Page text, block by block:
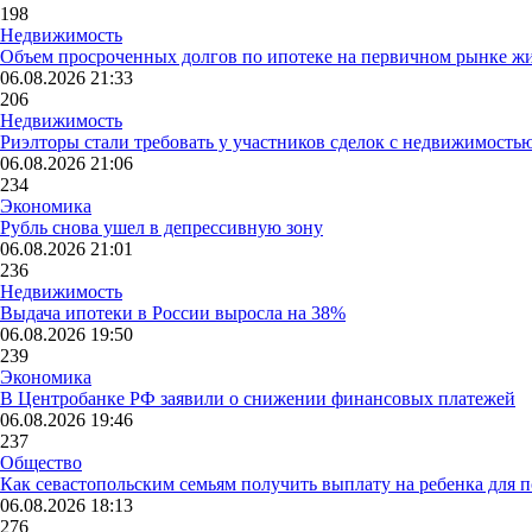
198
Недвижимость
Объем просроченных долгов по ипотеке на первичном рынке
06.08.2026 21:33
206
Недвижимость
Риэлторы стали требовать у участников сделок с
06.08.2026 21:06
234
Экономика
Рубль снова ушел в депрессивную зону
06.08.2026 21:01
236
Недвижимость
Выдача ипотеки в России выросла на 38%
06.08.2026 19:50
239
Экономика
В Центробанке РФ заявили о снижении финансовых платежей
06.08.2026 19:46
237
Общество
Как севастопольским семьям получить выплату на ребенка для
06.08.2026 18:13
276